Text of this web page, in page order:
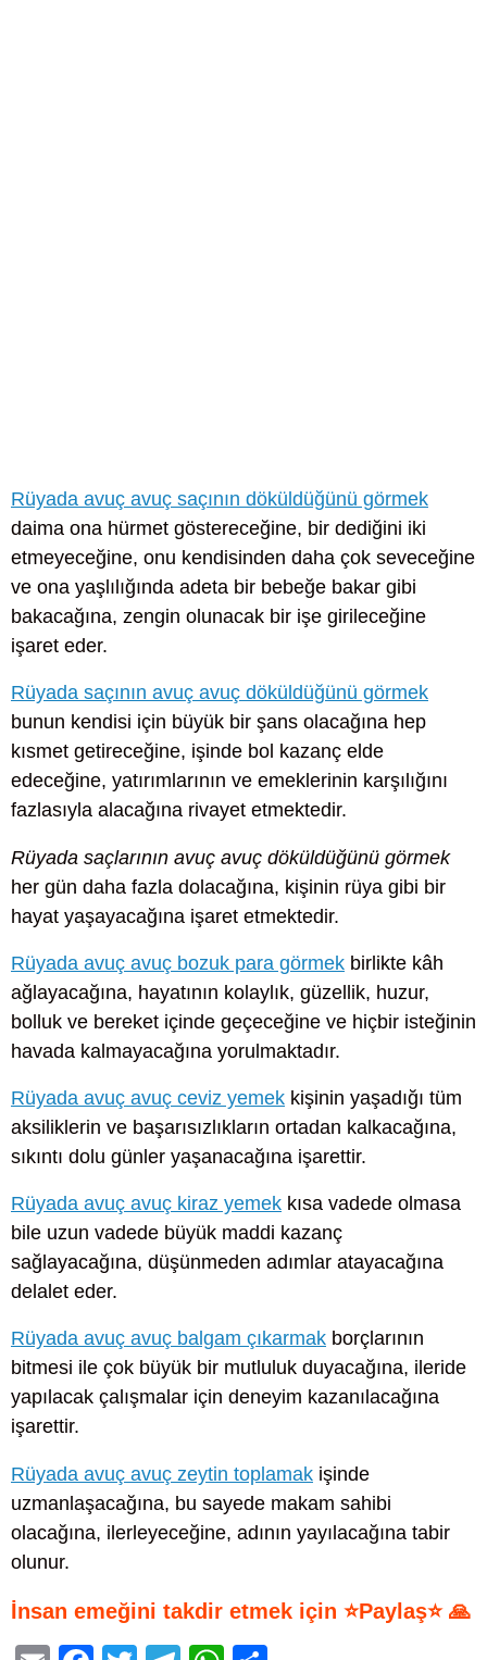
Rüyada avuç avuç saçının döküldüğünü görmek
daima ona hürmet göstereceğine, bir dediğini iki
etmeyeceğine, onu kendisinden daha çok seveceğine
ve ona yaşlılığında adeta bir bebeğe bakar gibi
bakacağına, zengin olunacak bir işe girileceğine
işaret eder.
Rüyada saçının avuç avuç döküldüğünü görmek
bunun kendisi için büyük bir şans olacağına hep
kısmet getireceğine, işinde bol kazanç elde
edeceğine, yatırımlarının ve emeklerinin karşılığını
fazlasıyla alacağına rivayet etmektedir.
Rüyada saçlarının avuç avuç döküldüğünü görmek
her gün daha fazla dolacağına, kişinin rüya gibi bir
hayat yaşayacağına işaret etmektedir.
Rüyada avuç avuç bozuk para görmek birlikte kâh
ağlayacağına, hayatının kolaylık, güzellik, huzur,
bolluk ve bereket içinde geçeceğine ve hiçbir isteğinin
havada kalmayacağına yorulmaktadır.
Rüyada avuç avuç ceviz yemek kişinin yaşadığı tüm
aksiliklerin ve başarısızlıkların ortadan kalkacağına,
sıkıntı dolu günler yaşanacağına işarettir.
Rüyada avuç avuç kiraz yemek kısa vadede olmasa
bile uzun vadede büyük maddi kazanç
sağlayacağına, düşünmeden adımlar atayacağına
delalet eder.
Rüyada avuç avuç balgam çıkarmak borçlarının
bitmesi ile çok büyük bir mutluluk duyacağına, ileride
yapılacak çalışmalar için deneyim kazanılacağına
işarettir.
Rüyada avuç avuç zeytin toplamak işinde
uzmanlaşacağına, bu sayede makam sahibi
olacağına, ilerleyeceğine, adının yayılacağına tabir
olunur.
İnsan emeğini takdir etmek için ⭐Paylaş⭐ 🙏